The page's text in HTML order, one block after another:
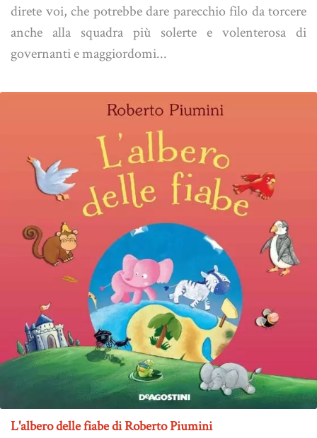
direte voi, che potrebbe dare parecchio filo da torcere
anche alla squadra più solerte e volenterosa di
governanti e maggiordomi...
L'albero delle fiabe di Roberto Piumini